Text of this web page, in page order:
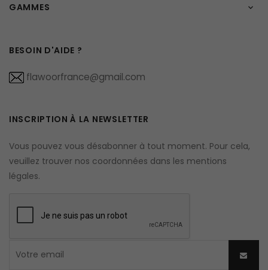
GAMMES 
BESOIN D'AIDE ?
flawoorfrance@gmail.com
INSCRIPTION À LA NEWSLETTER
Vous pouvez vous désabonner à tout moment. Pour cela,
veuillez trouver nos coordonnées dans les mentions
légales.